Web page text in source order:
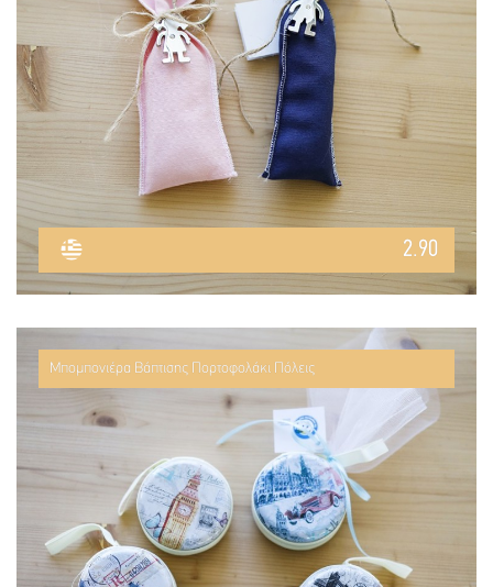
2.90
Μπομπονιέρα Βάπτισης Πορτοφολάκι Πόλεις